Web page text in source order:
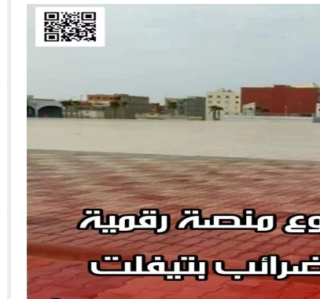
الجيش الملكي ينتفض ضد تعيين “ندالا”